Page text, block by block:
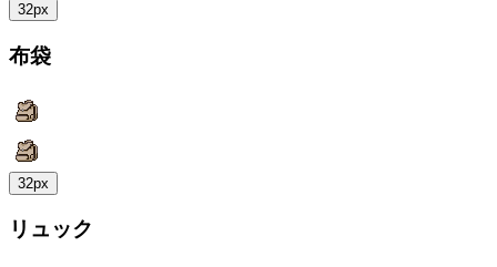
32px
布袋
32px
リュック